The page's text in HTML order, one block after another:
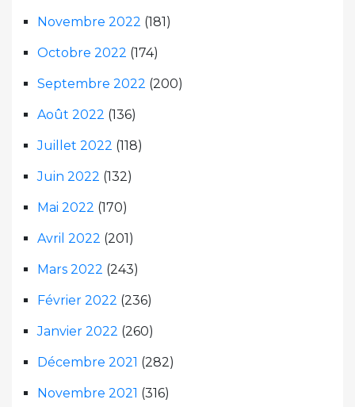
Novembre 2022 (181)
Octobre 2022 (174)
Septembre 2022 (200)
Août 2022 (136)
Juillet 2022 (118)
Juin 2022 (132)
Mai 2022 (170)
Avril 2022 (201)
Mars 2022 (243)
Février 2022 (236)
Janvier 2022 (260)
Décembre 2021 (282)
Novembre 2021 (316)